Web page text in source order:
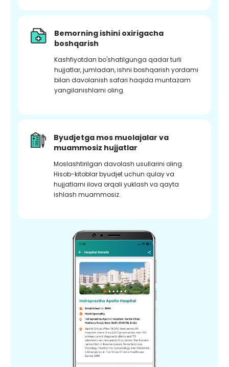
Bemorning ishini oxirigacha
boshqarish
Kashfiyotdan bo'shatilgunga qadar turli
hujjatlar, jumladan, ishni boshqarish yordami
bilan davolanish safari haqida muntazam
yangilanishlarni oling.
Byudjetga mos muolajalar va
muammosiz hujjatlar
Moslashtirilgan davolash usullarini oling.
Hisob-kitoblar byudjet uchun qulay va
hujjatlarni ilova orqali yuklash va qayta
ishlash muammosiz.